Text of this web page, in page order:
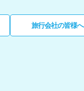
旅行会社の皆様へ